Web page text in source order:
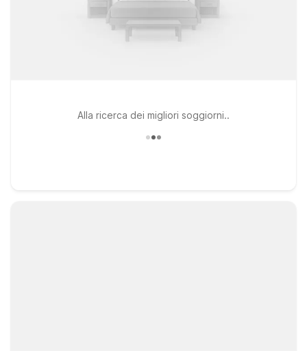
Alla ricerca dei migliori soggiorni..